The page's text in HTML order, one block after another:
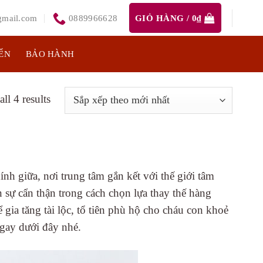
0889966628 GIỎ HÀNG / 0₫
BẢO HÀNH
4 results
giữa, nơi trung tâm gắn kết với thế giới tâm
cẩn thận trong cách chọn lựa thay thế hàng
tăng tài lộc, tổ tiên phù hộ cho cháu con khoẻ
dưới đây nhé.